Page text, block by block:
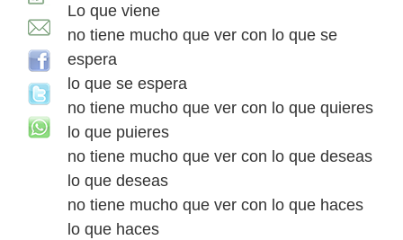
Lo que viene
no tiene mucho que ver con lo que se
espera
lo que se espera
no tiene mucho que ver con lo que quieres
lo que puieres
no tiene mucho que ver con lo que deseas
lo que deseas
no tiene mucho que ver con lo que haces
lo que haces